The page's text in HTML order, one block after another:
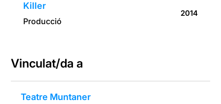
Killer
Producció
2014
Vinculat/da a
Teatre Muntaner